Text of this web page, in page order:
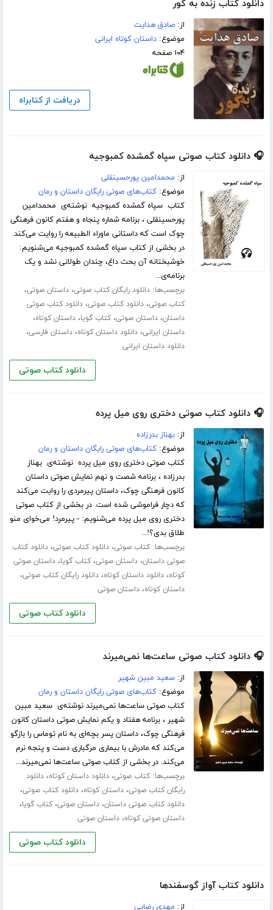
دانلود کتاب زنده به گور
از:صادق هدایت
موضوع:داستان کوتاه ایرانی
۱۰۴ صفحه
دریافت از کتابراه
🎧 دانلود کتاب صوتی سپاه گمشده کمبوجیه
از: محمدامین پورحسینقلی
موضوع:کتاب‌های صوتی رایگان داستان و رمان
کتاب سپاه گمشده کمبوجیه نوشته‌ی محمدامین
پورحسینقلی ، برنامه شماره پنجاه و هفتم کانون فرهنگی
چوک است که داستانی ماوراء الطبیعه را روایت می‌کند.
در بخشی از کتاب سپاه گمشده کمبوجیه می‌شنویم:
خوشبختانه آن بحث داغ، چندان طولانی نشد و یک
برنامه‌ی...
برچسب‌ها:دانلود رایگان کتاب صوتی،داستان صوتی،
کتاب صوتی،دانلود کتاب صوتی،دانلود کتاب صوتی
داستان،داستان صوتی،کتاب گویا،داستان کوتاه،
داستان ایرانی،دانلود داستان کوتاه،داستان فارسی،
دانلود داستان ایرانی
دانلود کتاب صوتی
🎧 دانلود کتاب صوتی دختری روی میل پرده
از:بهناز بدرزاده
موضوع:کتاب‌های صوتی رایگان داستان و رمان
کتاب صوتی دختری روی میل پرده نوشته‌ی بهناز
بدرزاده ، برنامه شصت و نهم نمایش صوتی داستان
کانون فرهنگی چوک، داستان پیرمردی را روایت می‌کند
که دچار فراموشی شده است. در بخشی از کتاب صوتی
دختری روی میل پرده می‌شنویم: - پیرمرد! می‌خوای منو
طلاق بدی؟!...
برچسب‌ها:کتاب صوتی،دانلود کتاب صوتی،دانلود کتاب
صوتی داستان،داستان صوتی،کتاب گویا،داستان صوتی
کوتاه،دانلود داستان کوتاه،دانلود رایگان کتاب صوتی،
داستان کوتاه،داستان صوتی
دانلود کتاب صوتی
🎧 دانلود کتاب صوتی ساعت‌ها نمی‌میرند
از:سعید مبین شهیر
موضوع:کتاب‌های صوتی رایگان داستان و رمان
کتاب صوتی ساعت‌ها نمی‌میرند نوشته‌ی سعید مبین
شهیر ، برنامه هفتاد و یکم نمایش صوتی داستان کانون
فرهنگی چوک، داستان پسر بچه‌ای به نام توماس را بازگو
می‌کند که مادرش با بیماری مرگباری دست و پنجه نرم
می‌کند. در بخشی از کتاب صوتی ساعت‌ها نمی‌میرند...
برچسب‌ها:کتاب صوتی،دانلود داستان کوتاه،دانلود
رایگان کتاب صوتی،داستان کوتاه،دانلود کتاب صوتی،
دانلود کتاب صوتی داستان،داستان صوتی،کتاب گویا،
داستان صوتی کوتاه،داستان صوتی
دانلود کتاب صوتی
دانلود کتاب آواز گوسفندها
از: مهدی رضایی